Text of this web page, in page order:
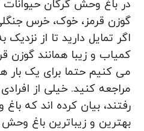
در باغ وحش گرگان حیوانات
گوزن قرمز، خوک، خرس
اگر تمایل دارید تا از
کمیاب و زیبا همانند گوزن
می کنیم حتما برای یک
مراجعه کنید. خیلی از
رفتند، بیان کرده اند که
بهترین و زیباترین باغ